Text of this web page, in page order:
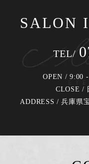
SALON
TEL/
OPEN / 9:00
CLOSE /
ADDRESS / 兵庫県